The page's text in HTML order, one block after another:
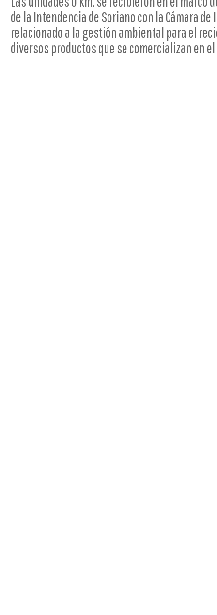
de la Intendencia de Soriano con la Cámara
relacionado a la gestión ambiental para el
diversos productos que se comercializan en